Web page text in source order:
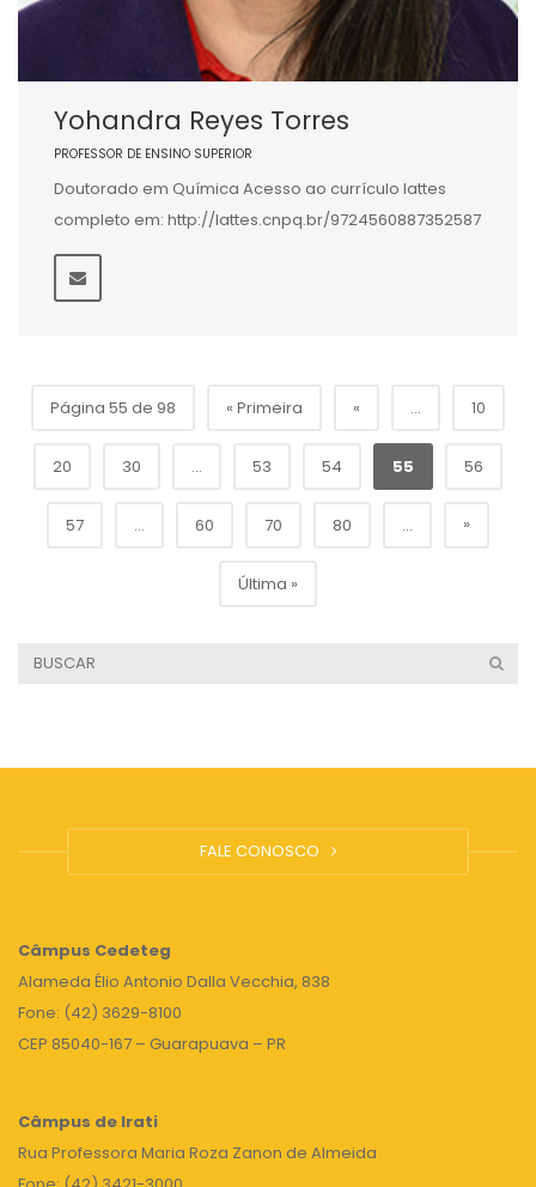
Yohandra Reyes Torres
PROFESSOR DE ENSINO SUPERIOR
Doutorado em Química Acesso ao currículo lattes
completo em: http://lattes.cnpq.br/9724560887352587
Página 55 de 98 « Primeira « ... 10
20 30 ... 53 54 55 56
57 ... 60 70 80 ... »
Última »
FALE CONOSCO
Câmpus Cedeteg
Alameda Élio Antonio Dalla Vecchia, 838
Fone: (42) 3629-8100
CEP 85040-167 – Guarapuava – PR
Câmpus de Irati
Rua Professora Maria Roza Zanon de Almeida